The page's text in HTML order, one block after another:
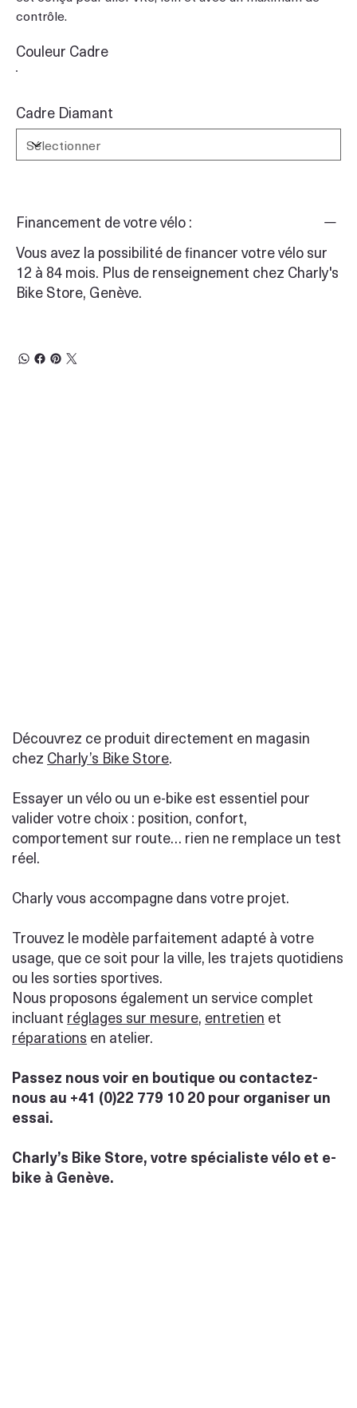
contrôle.
Couleur Cadre
Cadre Diamant
Financement de votre vélo :
Vous avez la possibilité de financer votre vélo sur
12 à 84 mois. Plus de renseignement chez Charly's
Bike Store, Genève.
Découvrez ce produit directement en magasin
chez Charly’s Bike Store.
Essayer un vélo ou un e-bike est essentiel pour
valider votre choix : position, confort,
comportement sur route… rien ne remplace un test
réel.
Charly vous accompagne dans votre projet.
Trouvez le modèle parfaitement adapté à votre
usage, que ce soit pour la ville, les trajets quotidiens
ou les sorties sportives.
Nous proposons également un service complet
incluant réglages sur mesure, entretien et
réparations en atelier.
Passez nous voir en boutique ou contactez-
nous au +41 (0)22 779 10 20 pour organiser un
essai.
Charly’s Bike Store, votre spécialiste vélo et e-
bike à Genève.